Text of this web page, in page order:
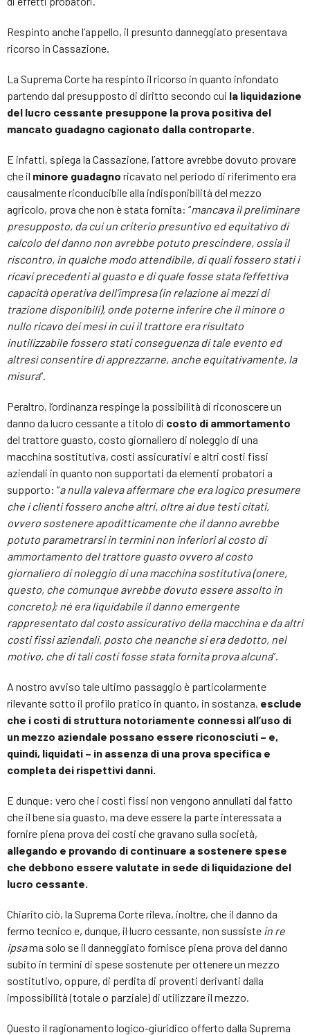
Respinto anche l’appello, il presunto danneggiato presentava
ricorso in Cassazione.
La Suprema Corte ha respinto il ricorso in quanto infondato
partendo dal presupposto di diritto secondo cui la liquidazione
del lucro cessante presuppone la prova positiva del
mancato guadagno cagionato dalla controparte.
E infatti, spiega la Cassazione, l’attore avrebbe dovuto provare
che il minore guadagno ricavato nel periodo di riferimento era
causalmente riconducibile alla indisponibilità del mezzo
agricolo, prova che non è stata fornita: “mancava il preliminare
presupposto, da cui un criterio presuntivo ed equitativo di
calcolo del danno non avrebbe potuto prescindere, ossia il
riscontro, in qualche modo attendibile, di quali fossero stati i
ricavi precedenti al guasto e di quale fosse stata l’effettiva
capacità operativa dell’impresa (in relazione ai mezzi di
trazione disponibili), onde poterne inferire che il minore o
nullo ricavo dei mesi in cui il trattore era risultato
inutilizzabile fossero stati conseguenza di tale evento ed
altresì consentire di apprezzarne, anche equitativamente, la
misura”.
Peraltro, l’ordinanza respinge la possibilità di riconoscere un
danno da lucro cessante a titolo di costo di ammortamento
del trattore guasto, costo giornaliero di noleggio di una
macchina sostitutiva, costi assicurativi e altri costi fissi
aziendali in quanto non supportati da elementi probatori a
supporto: “a nulla valeva affermare che era logico presumere
che i clienti fossero anche altri, oltre ai due testi citati,
ovvero sostenere apoditticamente che il danno avrebbe
potuto parametrarsi in termini non inferiori al costo di
ammortamento del trattore guasto ovvero al costo
giornaliero di noleggio di una macchina sostitutiva (onere,
questo, che comunque avrebbe dovuto essere assolto in
concreto); né era liquidabile il danno emergente
rappresentato dal costo assicurativo della macchina e da altri
costi fissi aziendali, posto che neanche si era dedotto, nel
motivo, che di tali costi fosse stata fornita prova alcuna”.
A nostro avviso tale ultimo passaggio è particolarmente
rilevante sotto il profilo pratico in quanto, in sostanza, esclude
che i costi di struttura notoriamente connessi all’uso di
un mezzo aziendale possano essere riconosciuti – e,
quindi, liquidati – in assenza di una prova specifica e
completa dei rispettivi danni.
E dunque: vero che i costi fissi non vengono annullati dal fatto
che il bene sia guasto, ma deve essere la parte interessata a
fornire piena prova dei costi che gravano sulla società,
allegando e provando di continuare a sostenere spese
che debbono essere valutate in sede di liquidazione del
lucro cessante.
Chiarito ciò, la Suprema Corte rileva, inoltre, che il danno da
fermo tecnico e, dunque, il lucro cessante, non sussiste in re
ipsama solo se il danneggiato fornisce piena prova del danno
subito in termini di spese sostenute per ottenere un mezzo
sostitutivo, oppure, di perdita di proventi derivanti dalla
impossibilità (totale o parziale) di utilizzare il mezzo.
Questo il ragionamento logico-giuridico offerto dalla Suprema